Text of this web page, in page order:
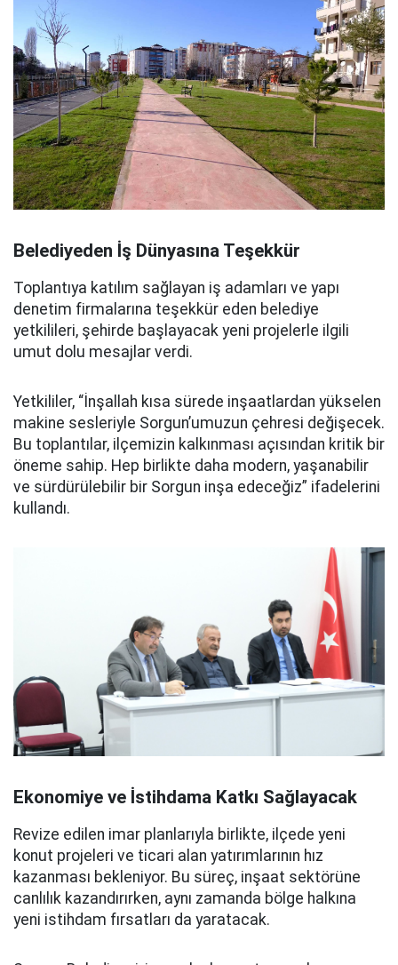
Belediyeden İş Dünyasına Teşekkür
Toplantıya katılım sağlayan iş adamları ve yapı
denetim firmalarına teşekkür eden belediye
yetkilileri, şehirde başlayacak yeni projelerle ilgili
umut dolu mesajlar verdi.
Yetkililer, “İnşallah kısa sürede inşaatlardan yükselen
makine sesleriyle Sorgun’umuzun çehresi değişecek.
Bu toplantılar, ilçemizin kalkınması açısından kritik bir
öneme sahip. Hep birlikte daha modern, yaşanabilir
ve sürdürülebilir bir Sorgun inşa edeceğiz” ifadelerini
kullandı.
Ekonomiye ve İstihdama Katkı Sağlayacak
Revize edilen imar planlarıyla birlikte, ilçede yeni
konut projeleri ve ticari alan yatırımlarının hız
kazanması bekleniyor. Bu süreç, inşaat sektörüne
canlılık kazandırırken, aynı zamanda bölge halkına
yeni istihdam fırsatları da yaratacak.